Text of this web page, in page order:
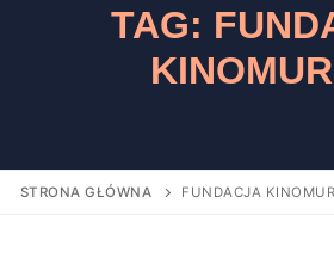
TAG:
STRONA GŁÓWNA FUNDACJA